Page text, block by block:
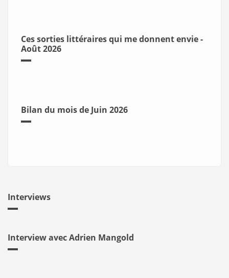
Ces sorties littéraires qui me donnent envie -
Août 2026
Bilan du mois de Juin 2026
Interviews
Interview avec Adrien Mangold